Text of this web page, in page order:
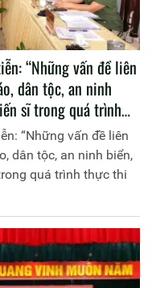
“Những vấn đề liên
dân tộc, an ninh
sĩ trong quá trình
giao”
“Những vấn đề liên
dân tộc, an ninh biển,
quá trình thực thi